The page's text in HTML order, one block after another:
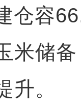
仓容
米储
升。